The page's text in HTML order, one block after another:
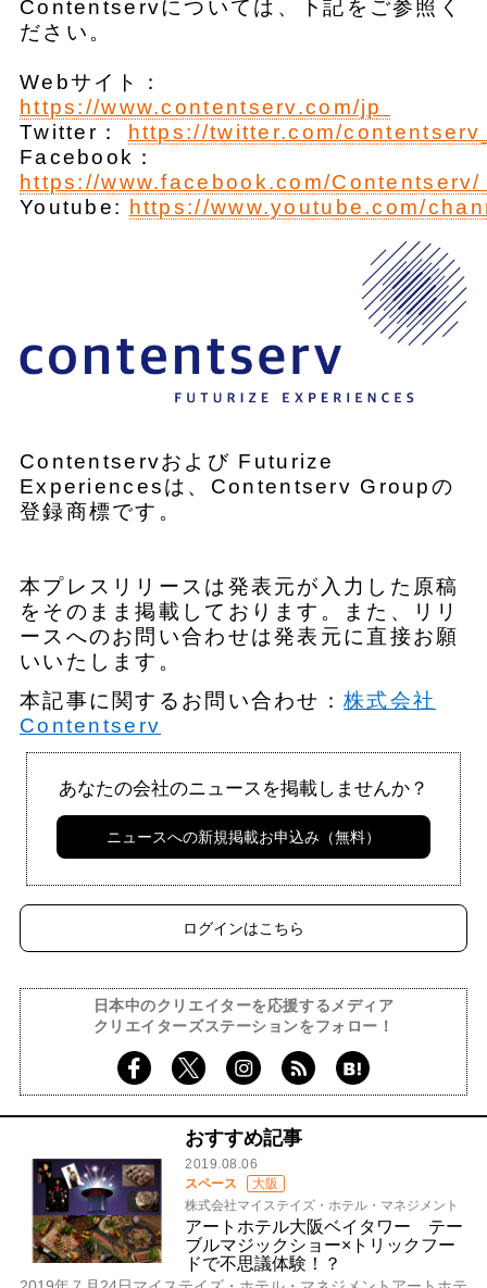
Contentservについては、下記をご参照く
ださい。
Webサイト：
https://www.contentserv.com/jp
Twitter： https://twitter.com/
Facebook：
https://www.facebook.com/
Youtube: https://www.youtube.com/
Contentservおよび Futurize
Experiencesは、Contentserv Groupの
登録商標です。
本プレスリリースは発表元が入力した原稿
をそのまま掲載しております。また、リリ
ースへのお問い合わせは発表元に直接お願
いいたします。
本記事に関するお問い合わせ：株式会社
Contentserv
あなたの会社のニュースを掲載しませんか？
ニュースへの新規掲載お申込み（無料）
ログインはこちら
日本中のクリエイターを応援するメディア
クリエイターズステーションをフォロー！
おすすめ記事
2019.08.06
スペース
大阪
株式会社マイステイズ・ホテル・マネジメント
アートホテル大阪ベイタワー テー
ブルマジックショー×トリックフー
ドで不思議体験！？